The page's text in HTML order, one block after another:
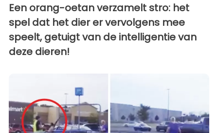
Een orang-oetan verzamelt stro: het
spel dat het dier er vervolgens mee
speelt, getuigt van de intelligentie van
deze dieren!